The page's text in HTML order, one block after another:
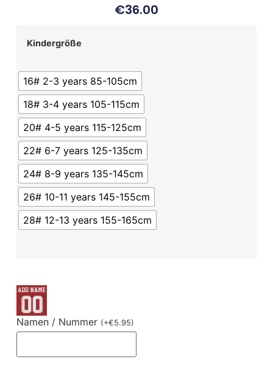
€36.00
Kindergröße
16# 2-3 years 85-105cm
18# 3-4 years 105-115cm
20# 4-5 years 115-125cm
22# 6-7 years 125-135cm
24# 8-9 years 135-145cm
26# 10-11 years 145-155cm
28# 12-13 years 155-165cm
Namen / Nummer (+€5.95)